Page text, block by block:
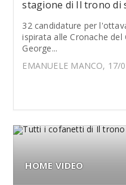
stagione di Il trono di
32 candidature per
ispirata alle Cronache
George...
EMANUELE MANCO, 17/
HOME VIDEO